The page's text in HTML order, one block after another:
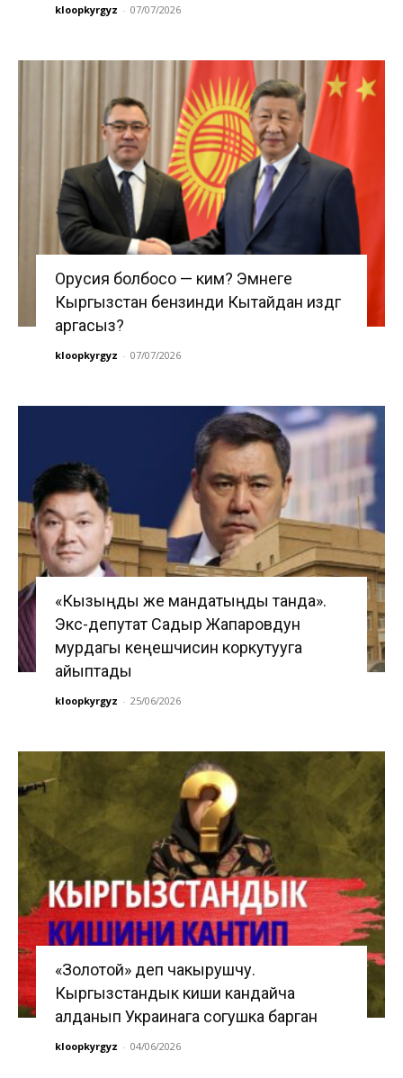
kloopkyrgyz - 07/07/2026
Орусия болбосо — ким? Эмнеге
Кыргызстан бензинди Кытайдан издөөгө
аргасыз?
kloopkyrgyz - 07/07/2026
«Кызыңды же мандатыңды танда».
Экс-депутат Садыр Жапаровдун
мурдагы кеңешчисин коркутууга
айыптады
kloopkyrgyz - 25/06/2026
«Золотой» деп чакырушчу.
Кыргызстандык киши кандайча
алданып Украинага согушка барган
kloopkyrgyz - 04/06/2026